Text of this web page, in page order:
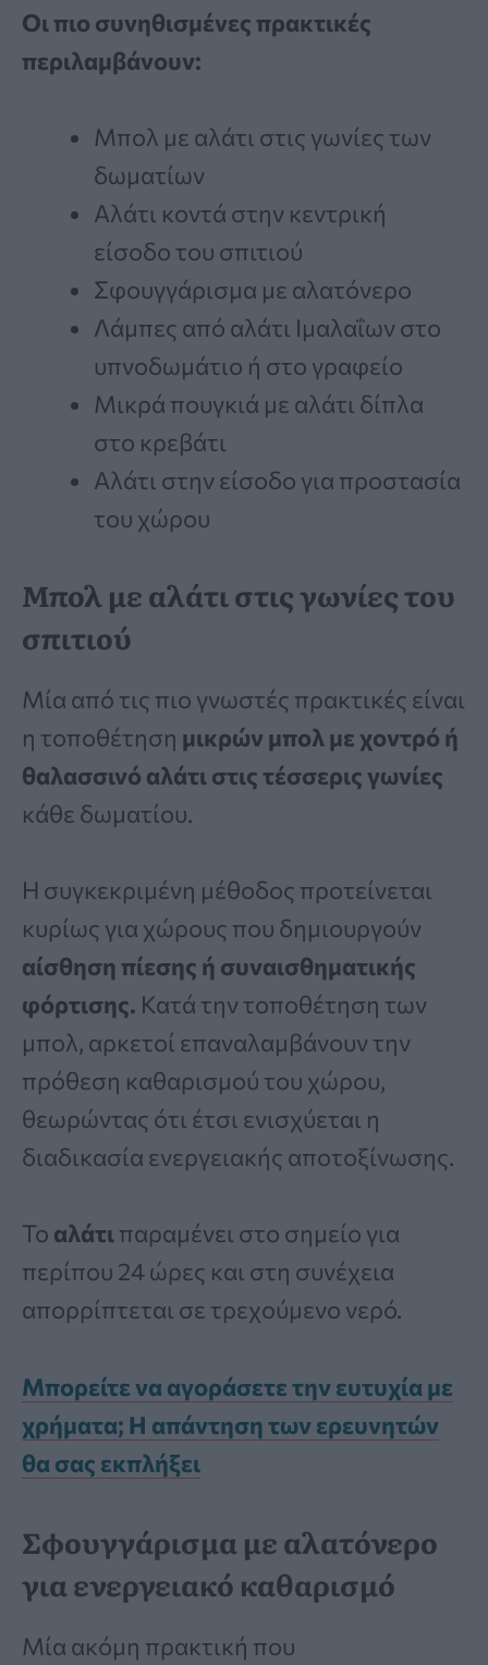
Οι πιο συνηθισμένες πρακτικές
περιλαμβάνουν:
Μπολ με αλάτι στις γωνίες των
δωματίων
Αλάτι κοντά στην κεντρική
είσοδο του σπιτιού
Σφουγγάρισμα με αλατόνερο
Λάμπες από αλάτι Ιμαλαΐων στο
υπνοδωμάτιο ή στο γραφείο
Μικρά πουγκιά με αλάτι δίπλα
στο κρεβάτι
Αλάτι στην είσοδο για προστασία
του χώρου
Μπολ με αλάτι στις γωνίες του
σπιτιού
Μία από τις πιο γνωστές πρακτικές είναι
η τοποθέτηση μικρών μπολ με χοντρό ή
θαλασσινό αλάτι στις τέσσερις γωνίες
κάθε δωματίου.
Η συγκεκριμένη μέθοδος προτείνεται
κυρίως για χώρους που δημιουργούν
αίσθηση πίεσης ή συναισθηματικής
φόρτισης. Κατά την τοποθέτηση των
μπολ, αρκετοί επαναλαμβάνουν την
πρόθεση καθαρισμού του χώρου,
θεωρώντας ότι έτσι ενισχύεται η
διαδικασία ενεργειακής αποτοξίνωσης.
Το αλάτιπαραμένει στο σημείο για
περίπου 24 ώρες και στη συνέχεια
απορρίπτεται σε τρεχούμενο νερό.
Μπορείτε να αγοράσετε την ευτυχία με
χρήματα; Η απάντηση των ερευνητών
θα σας εκπλήξει
Σφουγγάρισμα με αλατόνερο
για ενεργειακό καθαρισμό
Μία ακόμη πρακτική που